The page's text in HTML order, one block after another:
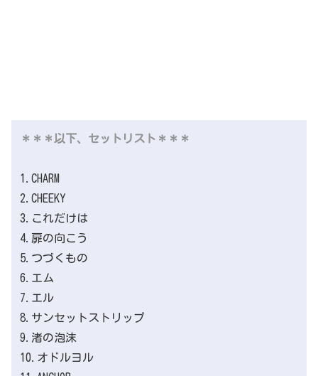
＊＊＊以下、セットリスト＊＊＊
1.CHARM
2.CHEEKY
3.これだけは
4.扉の向こう
5.つづくもの
6.エム
7.エル
8.サンセットストリップ
9.渚の泡沫
10.オドルヨル